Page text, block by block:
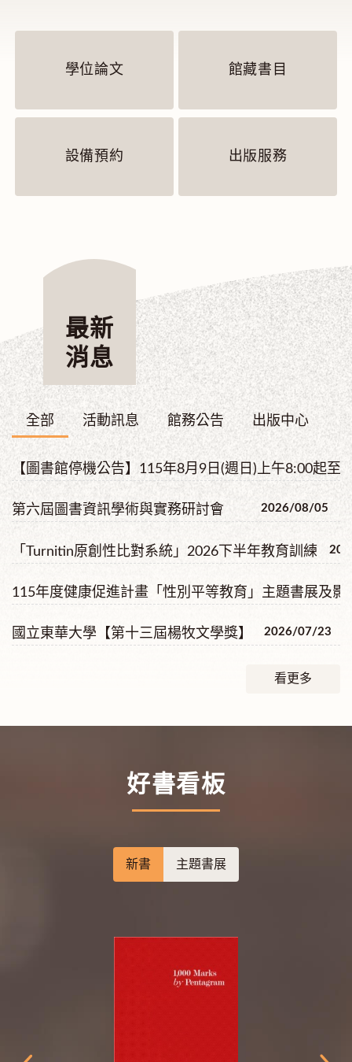
學位論文 館藏書目
設備預約 出版服務
最新
消息
全部
【圖書館停機公告】115年8月9日(週日)上午8:00起至
第六屆圖書資訊學術與實務研討會 2026/08/05
「Turnitin原創性比對系統」2026下半年教育訓練
115年度健康促進計畫「性別平等教育」主題書展及
國立東華大學【第十三屆楊牧文學獎】 2026/07/23
看更多
活動訊息 館務公告 出版中心
好書看板
新書 主題書展